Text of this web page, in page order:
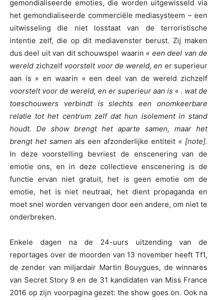
gemondialiseerde emoties, die worden uitgewisseld via
het gemondialiseerde commerciële mediasysteem – een
uitwisseling die niet losstaat van de terroristische
intentie zelf, die op dit mediavenster berust. Zij maken
dus deel uit van dit schouwspel waarin « een deel van de
wereld zichzelf voorstelt voor de wereld, en er superieur
aan is » en waarin « een deel van de wereld zichzelf
voorstelt voor de wereld, en er superieur aan is « . wat de
toeschouwers verbindt is slechts een onomkeerbare
relatie tot het centrum zelf dat hun isolement in stand
houdt. De show brengt het aparte samen, maar het
brengt het samen als een afzonderlijke entiteit « [note].
In deze voorstelling bevriest de enscenering van de
emotie ons, en in deze collectieve enscenering is de
functie ervan niet gratuit, het is geen emotie om de
emotie, het is niet neutraal, het dient propaganda en
moet snel worden vervangen door een andere, om niet te
onderbreken.
Enkele dagen na de 24-uurs uitzending van de
reportages over de moorden van 13 november heeft Tf1,
de zender van miljardair Martin Bouygues, de winnares
van Secret Story 9 en de 31 kandidaten van Miss France
2016 op zijn voorpagina gezet: the show goes on. Ook na